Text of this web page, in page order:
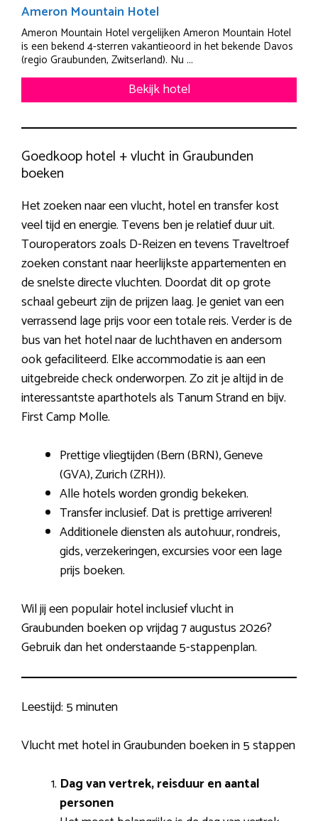
Ameron Mountain Hotel
Ameron Mountain Hotel vergelijken Ameron Mountain Hotel
is een bekend 4-sterren vakantieoord in het bekende Davos
(regio Graubunden, Zwitserland). Nu ...
Bekijk hotel
Goedkoop hotel + vlucht in Graubunden
boeken
Het zoeken naar een vlucht, hotel en transfer kost
veel tijd en energie. Tevens ben je relatief duur uit.
Touroperators zoals D-Reizen en tevens Traveltroef
zoeken constant naar heerlijkste appartementen en
de snelste directe vluchten. Doordat dit op grote
schaal gebeurt zijn de prijzen laag. Je geniet van een
verrassend lage prijs voor een totale reis. Verder is de
bus van het hotel naar de luchthaven en andersom
ook gefaciliteerd. Elke accommodatie is aan een
uitgebreide check onderworpen. Zo zit je altijd in de
interessantste aparthotels als Tanum Strand en bijv.
First Camp Molle.
Prettige vliegtijden (Bern (BRN), Geneve
(GVA), Zurich (ZRH)).
Alle hotels worden grondig bekeken.
Transfer inclusief. Dat is prettige arriveren!
Additionele diensten als autohuur, rondreis,
gids, verzekeringen, excursies voor een lage
prijs boeken.
Wil jij een populair hotel inclusief vlucht in
Graubunden boeken op vrijdag 7 augustus 2026?
Gebruik dan het onderstaande 5-stappenplan.
Leestijd: 5 minuten
Vlucht met hotel in Graubunden boeken in 5 stappen
Dag van vertrek, reisduur en aantal
personen